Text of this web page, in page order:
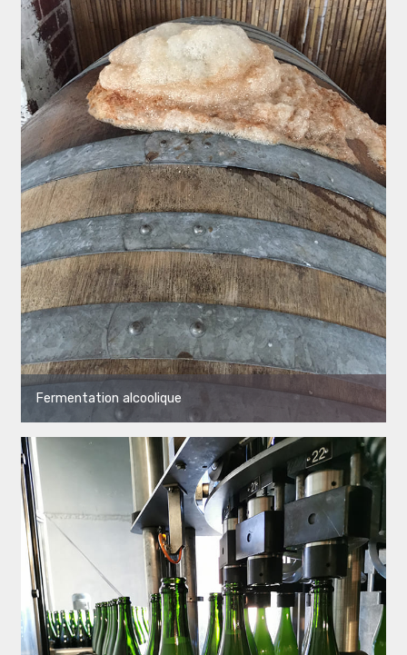
Fermentation alcoolique